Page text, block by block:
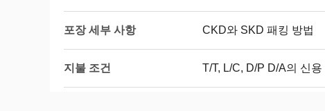
포장 세부 사항 CKD와 SKD 패킹 방법
지불 조건 T/T, L/C, D/P D/A의 신